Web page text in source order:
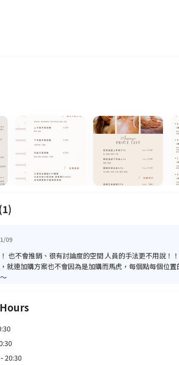
09
也不會推銷、很有討論度的空間 人員的手法更不用說！
就連加購方案也不會因為是加購而馬虎，每個點每個位
20:30